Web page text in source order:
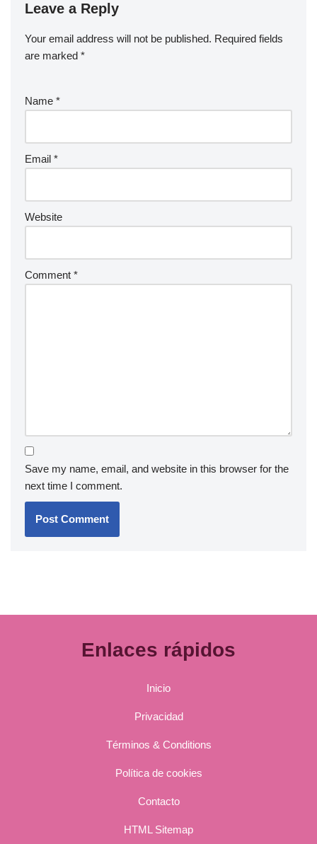
Leave a Reply
Your email address will not be published. Required fields
are marked *
Name *
Email *
Website
Comment *
Save my name, email, and website in this browser for the
next time I comment.
Enlaces rápidos
Inicio
Privacidad
Términos & Conditions
Política de cookies
Contacto
HTML Sitemap